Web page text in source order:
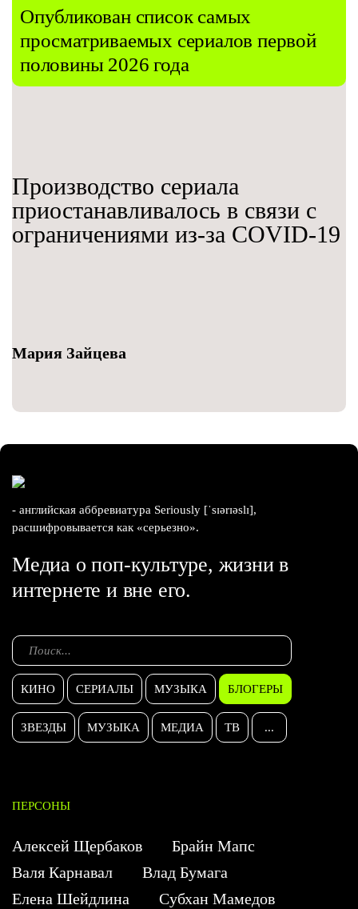
Опубликован список самых
просматриваемых сериалов первой
половины 2026 года
Производство сериала
приостанавливалось в связи с
ограничениями из-за COVID-19
Мария Зайцева
- английская аббревиатура Seriously [ˈsɪərɪəslɪ],
расшифровывается как «серьезно».
Медиа о поп-культуре, жизни в
интернете и вне его.
КИНО СЕРИАЛЫ МУЗЫКА БЛОГЕРЫ
ЗВЕЗДЫ МУЗЫКА МЕДИА ТВ ...
ПЕРСОНЫ
Алексей Щербаков
Брайн Мапс
Валя Карнавал
Влад Бумага
Елена Шейдлина
Субхан Мамедов